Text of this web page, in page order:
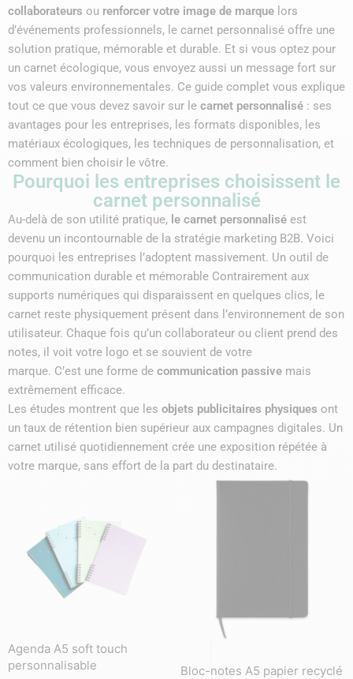
collaborateurs ou renforcer votre image de marque lors
d’événements professionnels, le carnet personnalisé offre une
solution pratique, mémorable et durable. Et si vous optez pour
un carnet écologique, vous envoyez aussi un message fort sur
vos valeurs environnementales. Ce guide complet vous explique
tout ce que vous devez savoir sur le carnet personnalisé : ses
avantages pour les entreprises, les formats disponibles, les
matériaux écologiques, les techniques de personnalisation, et
comment bien choisir le vôtre.
Pourquoi les entreprises choisissent le
carnet personnalisé
Au-delà de son utilité pratique, le carnet personnalisé est
devenu un incontournable de la stratégie marketing B2B. Voici
pourquoi les entreprises l’adoptent massivement. Un outil de
communication durable et mémorable Contrairement aux
supports numériques qui disparaissent en quelques clics, le
carnet reste physiquement présent dans l’environnement de son
utilisateur. Chaque fois qu’un collaborateur ou client prend des
notes, il voit votre logo et se souvient de votre
marque. C’est une forme de communication passive mais
extrêmement efficace.
Les études montrent que les objets publicitaires physiques ont
un taux de rétention bien supérieur aux campagnes digitales. Un
carnet utilisé quotidiennement crée une exposition répétée à
votre marque, sans effort de la part du destinataire.
Agenda A5 soft touch
personnalisable
Bloc-notes A5 papier recyclé